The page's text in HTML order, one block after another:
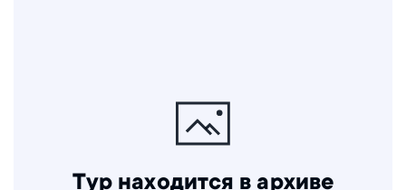
Тур находится в архиве